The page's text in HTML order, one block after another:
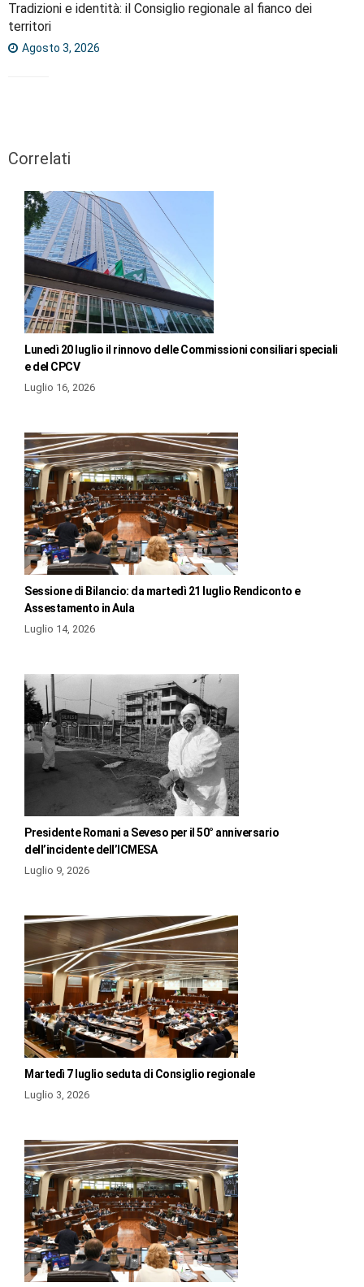
Tradizioni e identità: il Consiglio regionale al fianco dei
territori
Agosto 3, 2026
Correlati
Lunedì 20 luglio il rinnovo delle Commissioni consiliari speciali
e del CPCV
Luglio 16, 2026
Sessione di Bilancio: da martedì 21 luglio Rendiconto e
Assestamento in Aula
Luglio 14, 2026
Presidente Romani a Seveso per il 50° anniversario
dell’incidente dell’ICMESA
Luglio 9, 2026
Martedì 7 luglio seduta di Consiglio regionale
Luglio 3, 2026